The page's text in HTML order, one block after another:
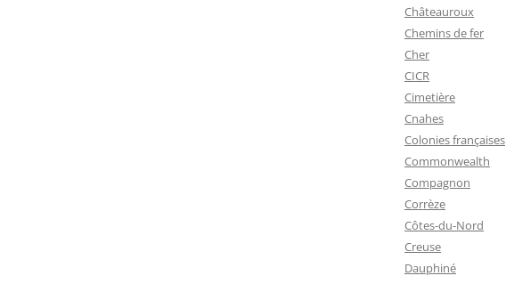
Châteauroux
Chemins de fer
Cher
CICR
Cimetière
Cnahes
Colonies françaises
Commonwealth
Compagnon
Corrèze
Côtes-du-Nord
Creuse
Dauphiné